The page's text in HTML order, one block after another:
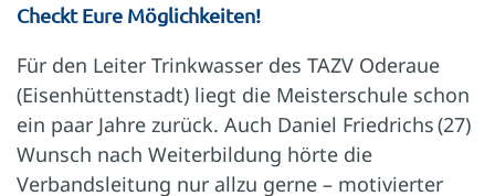
Checkt Eure Möglichkeiten!
Für den Leiter Trinkwasser des TAZV Oderaue
(Eisenhüttenstadt) liegt die Meisterschule schon
ein paar Jahre zurück. Auch Daniel Friedrichs (27)
Wunsch nach Weiterbildung hörte die
Verbandsleitung nur allzu gerne – motivierter